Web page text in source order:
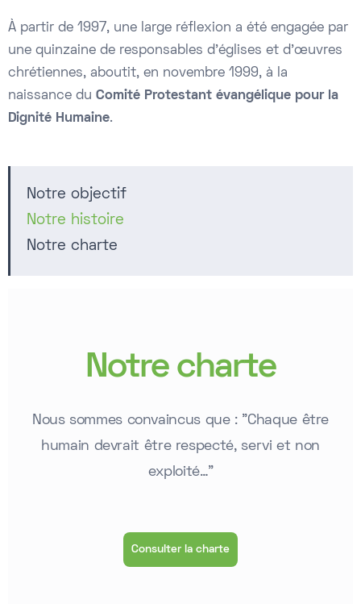
À partir de 1997, une large réflexion a été engagée par
une quinzaine de responsables d’églises et d’œuvres
chrétiennes, aboutit, en novembre 1999, à la
naissance du Comité Protestant évangélique pour la
Dignité Humaine.
Notre objectif
Notre histoire
Notre charte
Notre charte
Nous sommes convaincus que : "Chaque être
humain devrait être respecté, servi et non
exploité…"
Consulter la charte